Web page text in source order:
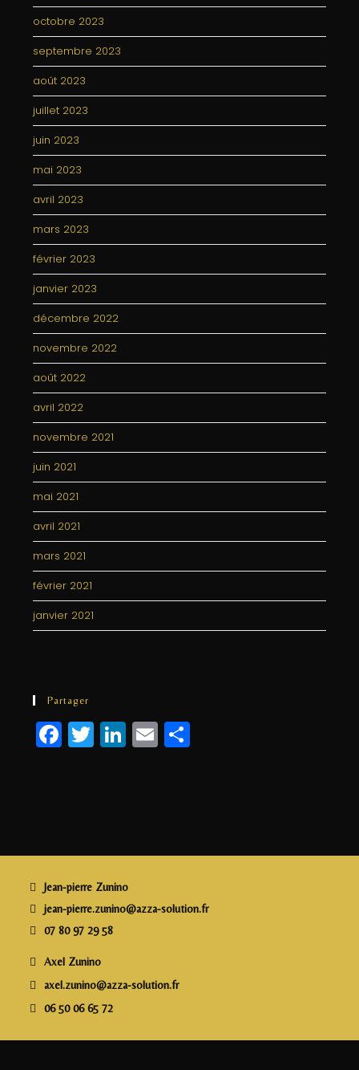
octobre 2023
septembre 2023
août 2023
juillet 2023
juin 2023
mai 2023
avril 2023
mars 2023
février 2023
janvier 2023
décembre 2022
novembre 2022
août 2022
avril 2022
novembre 2021
juin 2021
mai 2021
avril 2021
mars 2021
février 2021
janvier 2021
Partager
F
a
o
o
k
T
w
Li
n
n
E
m
e
Jean-pierre Zunino
jean-pierre.zunino@azza-solution.fr
07 80 97 29 58
Axel Zunino
axel.zunino@azza-solution.fr
06 50 06 65 72